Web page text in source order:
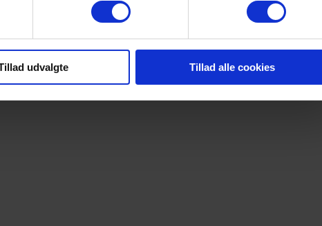
udvalgte Tillad alle cookies